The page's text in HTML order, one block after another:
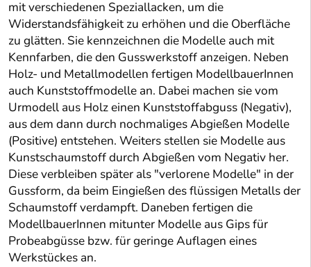
mit verschiedenen Speziallacken, um die
Widerstandsfähigkeit zu erhöhen und die Oberfläche
zu glätten. Sie kennzeichnen die Modelle auch mit
Kennfarben, die den Gusswerkstoff anzeigen. Neben
Holz- und Metallmodellen fertigen ModellbauerInnen
auch Kunststoffmodelle an. Dabei machen sie vom
Urmodell aus Holz einen Kunststoffabguss (Negativ),
aus dem dann durch nochmaliges Abgießen Modelle
(Positive) entstehen. Weiters stellen sie Modelle aus
Kunstschaumstoff durch Abgießen vom Negativ her.
Diese verbleiben später als "verlorene Modelle" in der
Gussform, da beim Eingießen des flüssigen Metalls der
Schaumstoff verdampft. Daneben fertigen die
ModellbauerInnen mitunter Modelle aus Gips für
Probeabgüsse bzw. für geringe Auflagen eines
Werkstückes an.